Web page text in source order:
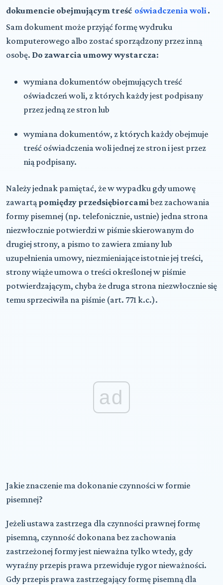
dokumencie obejmującym treść oświadczenia woli .
Sam dokument może przyjąć formę wydruku
komputerowego albo zostać sporządzony przez inną
osobę. Do zawarcia umowy wystarcza:
wymiana dokumentów obejmujących treść
oświadczeń woli, z których każdy jest podpisany
przez jedną ze stron lub
wymiana dokumentów, z których każdy obejmuje
treść oświadczenia woli jednej ze stron i jest przez
nią podpisany.
Należy jednak pamiętać, że w wypadku gdy umowę
zawartą pomiędzy przedsiębiorcamibez zachowania
formy pisemnej (np. telefonicznie, ustnie) jedna strona
niezwłocznie potwierdzi w piśmie skierowanym do
drugiej strony, a pismo to zawiera zmiany lub
uzupełnienia umowy, niezmieniające istotnie jej treści,
strony wiąże umowa o treści określonej w piśmie
potwierdzającym, chyba że druga strona niezwłocznie się
temu sprzeciwiła na piśmie (art. 771 k.c.).
ad
Jakie znaczenie ma dokonanie czynności w formie
pisemnej?
Jeżeli ustawa zastrzega dla czynności prawnej formę
pisemną, czynność dokonana bez zachowania
zastrzeżonej formy jest nieważna tylko wtedy, gdy
wyraźny przepis prawa przewiduje rygor nieważności.
Gdy przepis prawa zastrzegający formę pisemną dla